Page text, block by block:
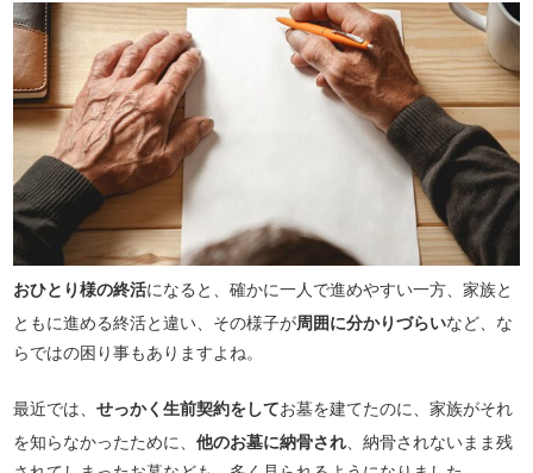
おひとり様の終活になると、確かに一人で進めやすい一方、家族と
ともに進める終活と違い、その様子が周囲に分かりづらいなど、な
らではの困り事もありますよね。
最近では、せっかく生前契約をしてお墓を建てたのに、家族がそれ
を知らなかったために、他のお墓に納骨され 、納骨されないまま残